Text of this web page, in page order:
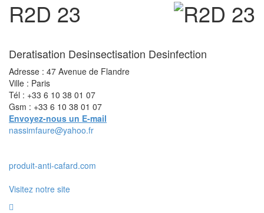
R2D 23
Deratisation Desinsectisation Desinfection
Adresse : 47 Avenue de Flandre
Ville : Paris
Tél : +33 6 10 38 01 07
Gsm : +33 6 10 38 01 07
Envoyez-nous un E-mail
nassimfaure@yahoo.fr
produit-anti-cafard.com
Visitez notre site